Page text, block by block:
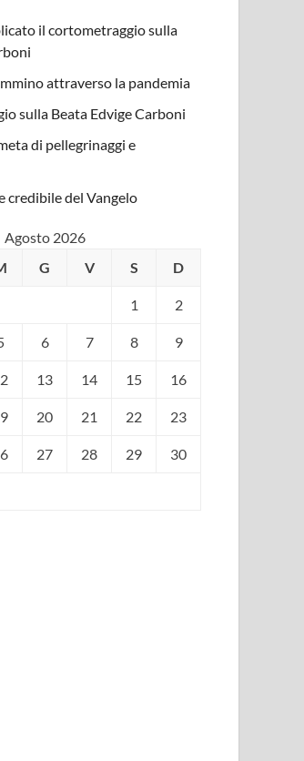
il cortometraggio sulla
attraverso la pandemia
sulla Beata Edvige Carboni
di pellegrinaggi e
credibile del Vangelo
Agosto 2026
G V S D
1 2
6 7 8 9
13 14 15 16
20 21 22 23
27 28 29 30